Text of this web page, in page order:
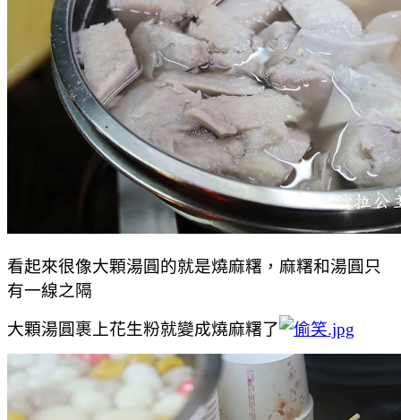
看起來很像大顆湯圓的就是燒麻糬，麻糬和湯圓只
有一線之隔
大顆湯圓裹上花生粉就變成燒麻糬了